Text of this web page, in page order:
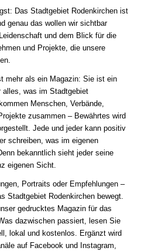
Das Stadtgebiet Rodenkirchen ist
genau das wollen wir sichtbar
und dem Blick für die
und Projekte, die unsere
mehr als ein Magazin: Sie ist ein
alles, was im Stadtgebiet
Menschen, Verbände,
zusammen – Bewährtes wird
Jede und jeder kann positiv
schreiben, was im eigenen
bekanntlich sieht jeder seine
eigenen Sicht.
Portraits oder Empfehlungen –
Stadtgebiet Rodenkirchen bewegt.
gedrucktes Magazin für das
dazwischen passiert, lesen Sie
lokal und kostenlos. Ergänzt wird
auf Facebook und Instagram,